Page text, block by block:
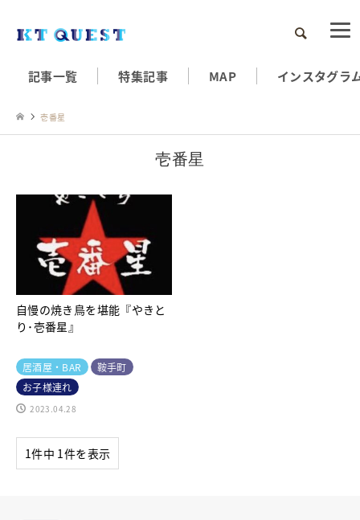
検索
記事一覧 特集記事 MAP インスタグラ
壱番星
壱番星
自慢の焼き鳥を堪能『やきと
り･壱番星』
居酒屋・BAR
鞍手町
お子様連れ
2023.04.28
1件中 1件を表示